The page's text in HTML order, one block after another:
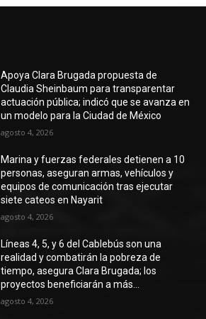
Apoya Clara Brugada propuesta de
Claudia Sheinbaum para transparentar
actuación pública; indicó que se avanza en
un modelo para la Ciudad de México
agosto 4, 2026
Marina y fuerzas federales detienen a 10
personas, aseguran armas, vehículos y
equipos de comunicación tras ejecutar
siete cateos en Nayarit
agosto 4, 2026
Líneas 4, 5, y 6 del Cablebús son una
realidad y combatirán la pobreza de
tiempo, asegura Clara Brugada; los
proyectos beneficiarán a más...
agosto 4, 2026